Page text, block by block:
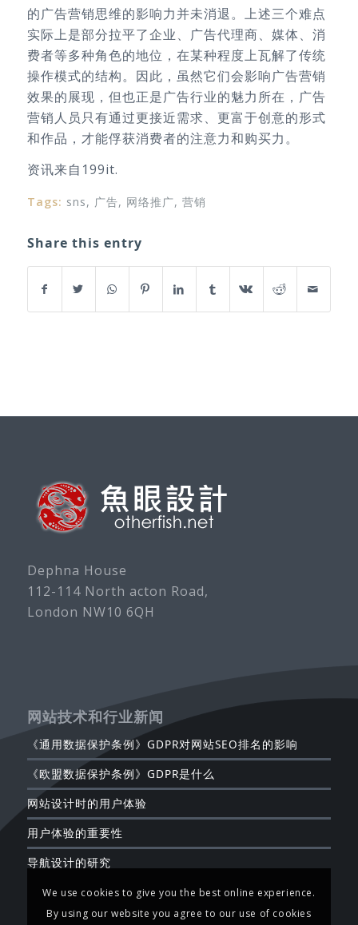
的广告营销思维的影响力并未消退。上述三个难点
实际上是部分拉平了企业、广告代理商、媒体、消
费者等多种角色的地位，在某种程度上瓦解了传统
操作模式的结构。因此，虽然它们会影响广告营销
效果的展现，但也正是广告行业的魅力所在，广告
营销人员只有通过更接近需求、更富于创意的形式
和作品，才能俘获消费者的注意力和购买力。
资讯来自199it.
Tags: sns, 广告, 网络推广, 营销
Share this entry
Dephna House
112-114 North acton Road,
London NW10 6QH
网站技术和行业新闻
《通用数据保护条例》GDPR对网站SEO排名的影响
《欧盟数据保护条例》GDPR是什么
网站设计时的用户体验
用户体验的重要性
导航设计的研究
We use cookies to give you the best online experience.
By using our website you agree to our use of cookies